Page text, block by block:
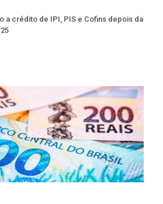
a crédito de IPI, PIS e Cofins depois da